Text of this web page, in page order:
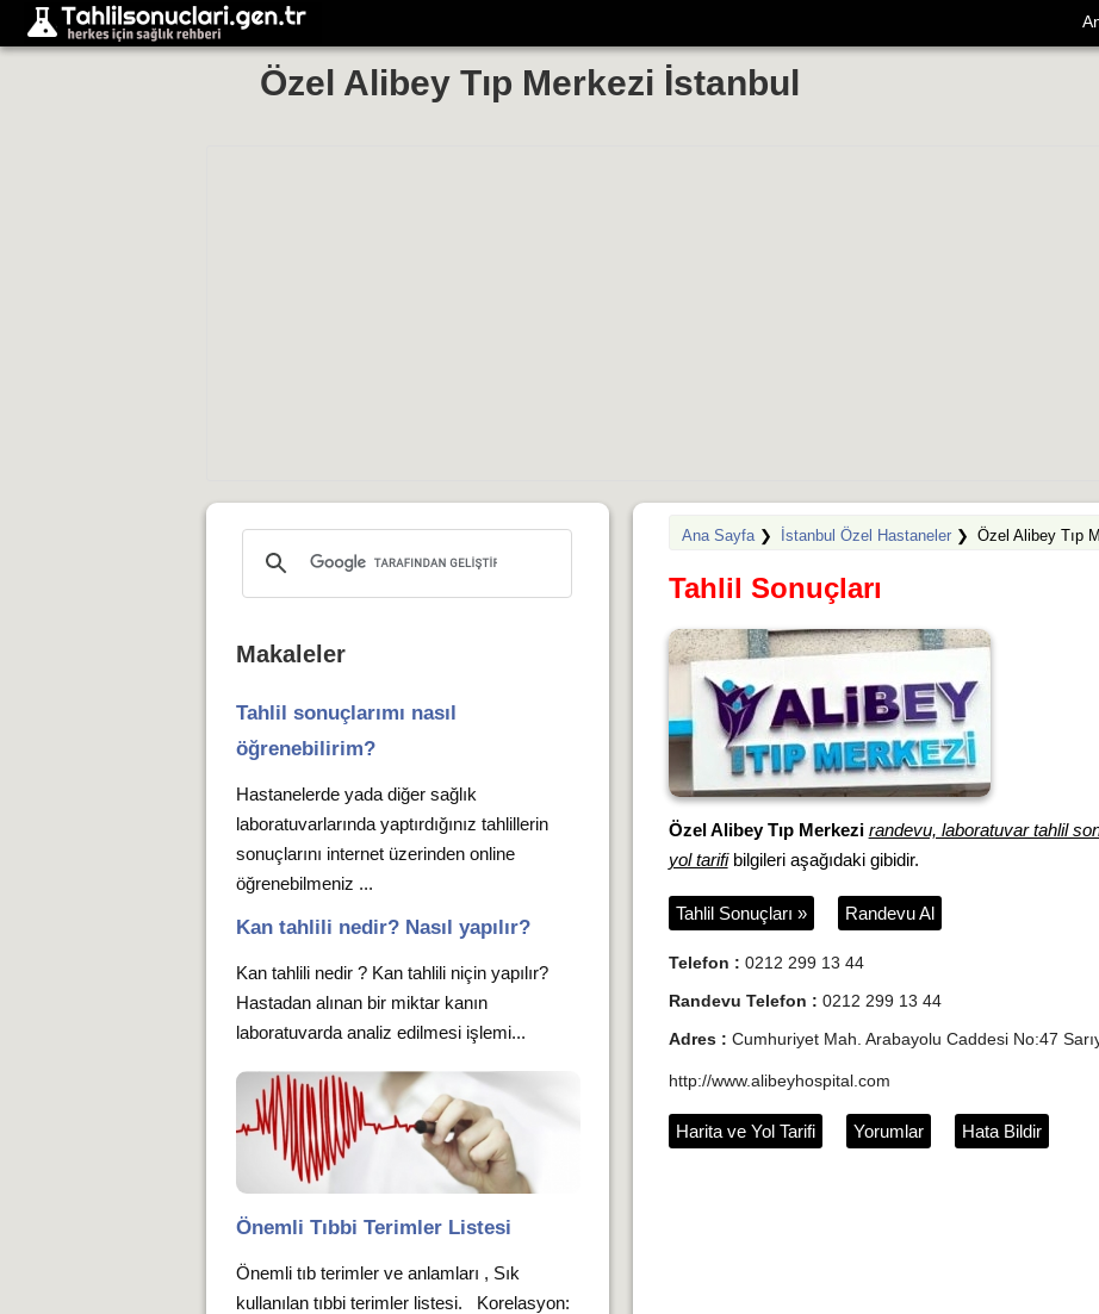
Özel Alibey Tıp Merkezi İstanbul
Ana Sayfa❯ İstanbul Özel Hastaneler❯ Özel Alibey Tıp
Tahlil Sonuçları
Özel Alibey Tıp Merkezi randevu, laboratuvar tahlil
yol tarifibilgileri aşağıdaki gibidir.
Tahlil Sonuçları » Randevu Al
Telefon : 0212 299 13 44
Randevu Telefon : 0212 299 13 44
Adres : Cumhuriyet Mah. Arabayolu Caddesi No:47
http://www.alibeyhospital.com
Harita ve Yol Tarifi Yorumlar Hata Bildir
Makaleler
Tahlil sonuçlarımı nasıl
öğrenebilirim?
Hastanelerde yada diğer sağlık
laboratuvarlarında yaptırdığınız tahlillerin
sonuçlarını internet üzerinden online
öğrenebilmeniz ...
Kan tahlili nedir? Nasıl yapılır?
Kan tahlili nedir ? Kan tahlili niçin yapılır?
Hastadan alınan bir miktar kanın
laboratuvarda analiz edilmesi işlemi...
Önemli Tıbbi Terimler Listesi
Önemli tıb terimler ve anlamları , Sık
kullanılan tıbbi terimler listesi. Korelasyon: